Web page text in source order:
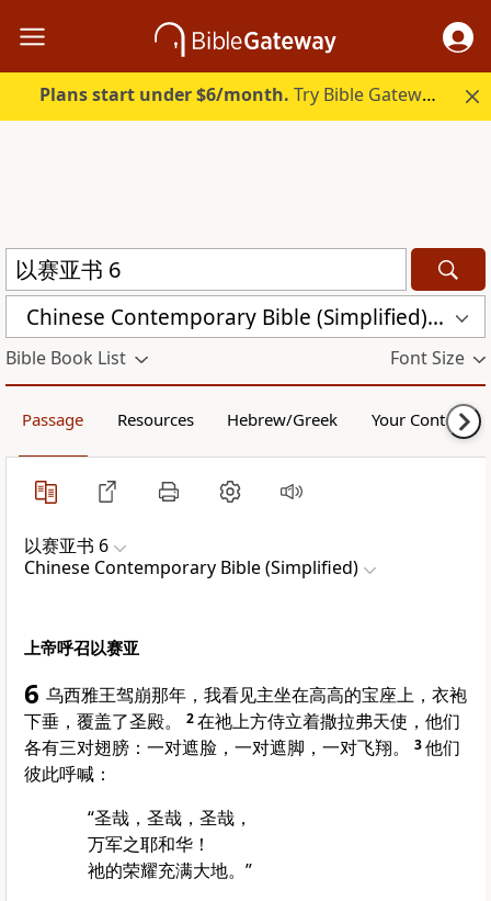
Plans start under $6/month. Try Bible Gateway Plus.
Chinese Contemporary Bible (Simplified) (CCB)
Bible Book List Font Size
Passage Resources Hebrew/Greek Your Content
以赛亚书 6
Chinese Contemporary Bible (Simplified)
上帝呼召以赛亚
6 乌西雅王驾崩那年，我看见主坐在高高的宝座上，衣袍
下垂，覆盖了圣殿。
2在祂上方侍立着撒拉弗天使，他们
各有三对翅膀：一对遮脸，一对遮脚，一对飞翔。
3他们
彼此呼喊：
“圣哉，圣哉，圣哉，
万军之耶和华！
祂的荣耀充满大地。”